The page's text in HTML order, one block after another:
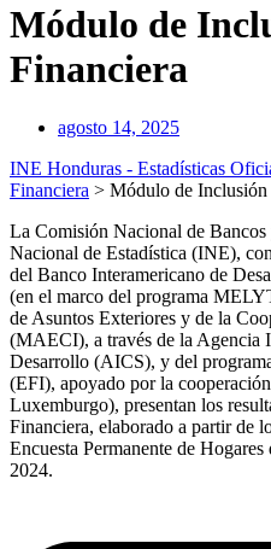
Módulo de
Financiera
agosto 14, 2025
INE Honduras - Estadísticas
Financiera > Módulo de Inclusión
La Comisión Nacional de
Nacional de Estadística (INE),
del Banco Interamericano de
(en el marco del programa
de Asuntos Exteriores y de la
(MAECI), a través de la Agencia
Desarrollo (AICS), y del
(EFI), apoyado por la
Luxemburgo), presentan los
Financiera, elaborado a partir de
Encuesta Permanente de
2024.